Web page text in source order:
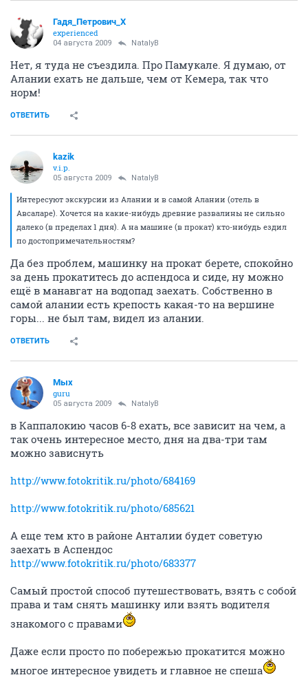
Гадя_Петрович_Х
experienced
04 августа 2009 NatalyB
Нет, я туда не съездила. Про Памукале. Я думаю, от
Алании ехать не дальше, чем от Кемера, так что
норм!
ОТВЕТИТЬ
kazik
v.i.p.
05 августа 2009 NatalyB
Интересуют экскурсии из Алании и в самой Алании (отель в
Авсаларе). Хочется на какие-нибудь древние развалины не сильно
далеко (в пределах 1 дня). А на машине (в прокат) кто-нибудь ездил
по достопримечательностям?
Да без проблем, машинку на прокат берете, спокойно
за день прокатитесь до аспендоса и сиде, ну можно
ещё в манавгат на водопад заехать. Собственно в
самой алании есть крепость какая-то на вершине
горы... не был там, видел из алании.
ОТВЕТИТЬ
Мых
guru
05 августа 2009 NatalyB
в Каппалокию часов 6-8 ехать, все зависит на чем, а
так очень интересное место, дня на два-три там
можно зависнуть
http://www.fotokritik.ru/photo/684169
http://www.fotokritik.ru/photo/685621
А еще тем кто в районе Анталии будет советую
заехать в Аспендос
http://www.fotokritik.ru/photo/683377
Самый простой способ путешествовать, взять с собой
права и там снять машинку или взять водителя
знакомого с правами
Даже если просто по побережью прокатится можно
многое интересное увидеть и главное не спеша